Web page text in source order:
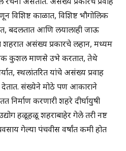
विशिष्ट काळात, विशिष्ट भौगोलिक
बदलतात आणि लयालाही जाऊ
शहरात असंख्य प्रकारचे लहान, मध्यम
कुशल माणसे उभे करतात, तेथे
स्थलांतरित यांचे असंख्य प्रवाह
संख्येने मोठे पण आकाराने
निर्माण करणारी शहरे दीर्घायुषी
हळूहळू शहराबाहेर गेले तरी नष्ट
गेल्या पंचवीस वर्षांत कमी होत